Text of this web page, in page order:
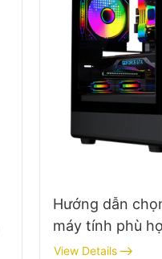
Hướng dẫn
máy tính phù
View Details